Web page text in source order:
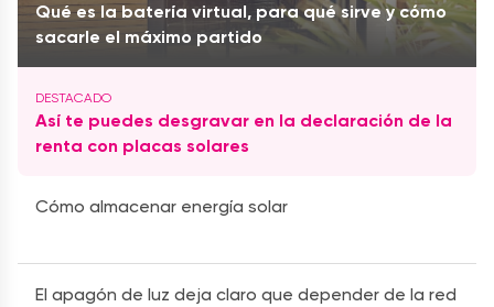
Qué es la batería virtual, para qué sirve y cómo
sacarle el máximo partido
Así te puedes desgravar en la declaración de la
renta con placas solares
Cómo almacenar energía solar
El apagón de luz deja claro que depender de la red